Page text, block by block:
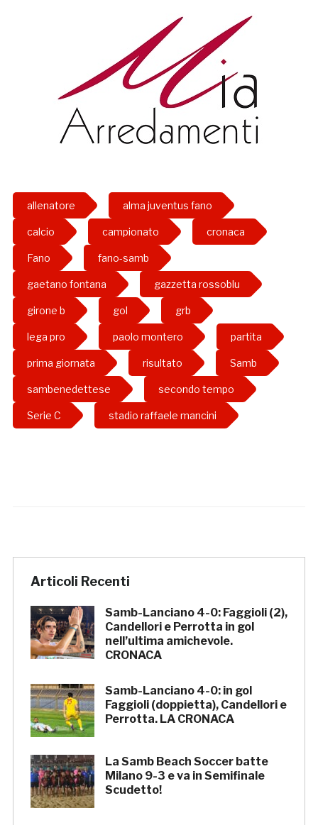
allenatore alma juventus fano
calcio campionato cronaca
Fano fano-samb
gaetano fontana gazzetta rossoblu
girone b gol grb
lega pro paolo montero partita
prima giornata risultato Samb
sambenedettese secondo tempo
Serie C stadio raffaele mancini
Articoli Recenti
Samb-Lanciano 4-0: Faggioli (2),
Candellori e Perrotta in gol
nell’ultima amichevole.
CRONACA
Samb-Lanciano 4-0: in gol
Faggioli (doppietta), Candellori e
Perrotta. LA CRONACA
La Samb Beach Soccer batte
Milano 9-3 e va in Semifinale
Scudetto!